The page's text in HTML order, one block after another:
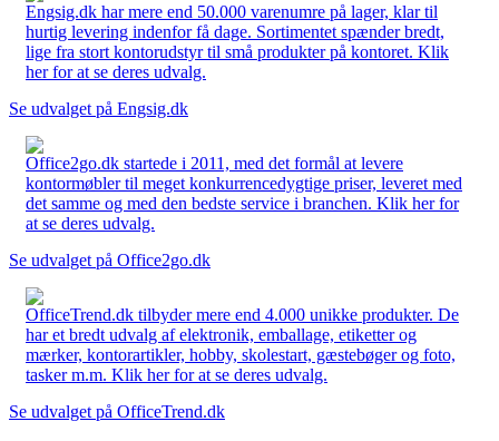
Engsig.dk har mere end 50.000 varenumre på lager, klar til
hurtig levering indenfor få dage. Sortimentet spænder bredt,
lige fra stort kontorudstyr til små produkter på kontoret. Klik
her for at se deres udvalg.
Se udvalget på Engsig.dk
Office2go.dk startede i 2011, med det formål at levere
kontormøbler til meget konkurrencedygtige priser, leveret med
det samme og med den bedste service i branchen. Klik her for
at se deres udvalg.
Se udvalget på Office2go.dk
OfficeTrend.dk tilbyder mere end 4.000 unikke produkter. De
har et bredt udvalg af elektronik, emballage, etiketter og
mærker, kontorartikler, hobby, skolestart, gæstebøger og foto,
tasker m.m. Klik her for at se deres udvalg.
Se udvalget på OfficeTrend.dk